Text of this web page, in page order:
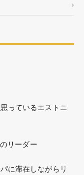
っているエストニ
リーダー
に滞在しながらリ